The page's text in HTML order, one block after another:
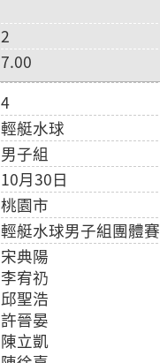
2
7.00
4
輕艇水球
男子組
10月30日
桃園市
輕艇水球男子組團體賽
宋典陽
李宥礽
邱聖浩
許晉晏
陳立凱